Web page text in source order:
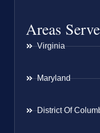
Areas
Virginia
Maryland
District Of